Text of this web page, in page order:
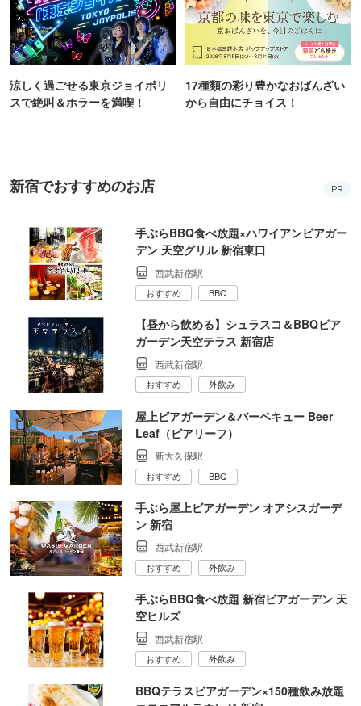
涼しく過ごせる東京ジョイポリ
スで絶叫＆ホラーを満喫！
17種類の彩り豊かなおばんざい
から自由にチョイス！
新宿でおすすめのお店 PR
手ぶらBBQ食べ放題×ハワイアンビアガー
デン 天空グリル 新宿東口
西武新宿駅
おすすめ BBQ
【昼から飲める】シュラスコ＆BBQビア
ガーデン天空テラス 新宿店
西武新宿駅
おすすめ 外飲み
屋上ビアガーデン＆バーベキュー Beer
Leaf（ビアリーフ）
新大久保駅
おすすめ BBQ
手ぶら屋上ビアガーデン オアシスガーデ
ン 新宿
西武新宿駅
おすすめ 外飲み
手ぶらBBQ食べ放題 新宿ビアガーデン 天
空ヒルズ
西武新宿駅
おすすめ 外飲み
BBQテラスビアガーデン×150種飲み放題